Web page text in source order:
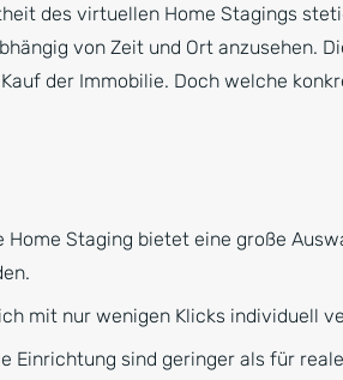
des virtuellen Home Stagings
von Zeit und Ort anzusehen.
der Immobilie. Doch welche
Staging bietet eine große
mit nur wenigen Klicks individuell
Einrichtung sind geringer als für